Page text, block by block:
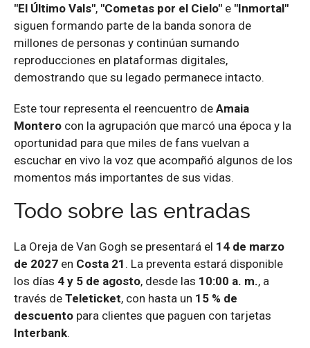
"El Último Vals", "Cometas por el Cielo" e "Inmortal"
siguen formando parte de la banda sonora de
millones de personas y continúan sumando
reproducciones en plataformas digitales,
demostrando que su legado permanece intacto.
Este tour representa el reencuentro de Amaia
Montero con la agrupación que marcó una época y la
oportunidad para que miles de fans vuelvan a
escuchar en vivo la voz que acompañó algunos de los
momentos más importantes de sus vidas.
Todo sobre las entradas
La Oreja de Van Gogh se presentará el 14 de marzo
de 2027 en Costa 21 . La preventa estará disponible
los días 4 y 5 de agosto, desde las 10:00 a. m., a
través de Teleticket, con hasta un 15 % de
descuento para clientes que paguen con tarjetas
Interbank.